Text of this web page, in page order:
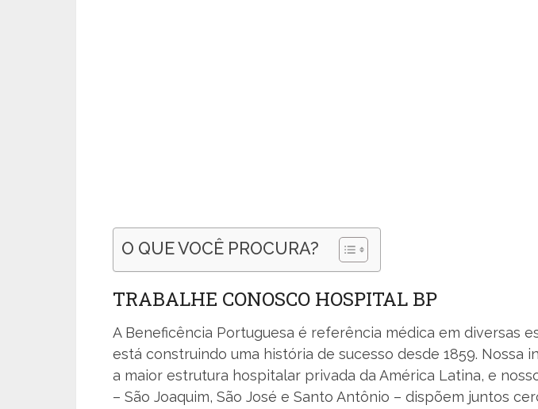
O QUE VOCÊ PROCURA?
TRABALHE CONOSCO HOSPITAL BP
A Beneficência Portuguesa é referência médica em diversas
está construindo uma história de sucesso desde 1859. Nossa
a maior estrutura hospitalar privada da América Latina, e
– São Joaquim, São José e Santo Antônio – dispõem juntos